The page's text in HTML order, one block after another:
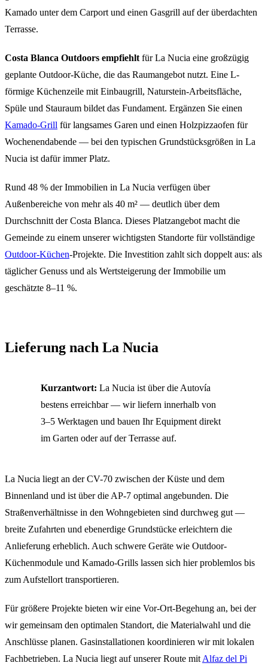
Kamado unter dem Carport und einen Gasgrill auf der überdachten
Terrasse.
Costa Blanca Outdoors empfiehlt für La Nucia eine großzügig
geplante Outdoor-Küche, die das Raumangebot nutzt. Eine L-
förmige Küchenzeile mit Einbaugrill, Naturstein-Arbeitsfläche,
Spüle und Stauraum bildet das Fundament. Ergänzen Sie einen
Kamado-Grill für langsames Garen und einen Holzpizzaofen für
Wochenendabende — bei den typischen Grundstücksgrößen in La
Nucia ist dafür immer Platz.
Rund 48 % der Immobilien in La Nucia verfügen über
Außenbereiche von mehr als 40 m² — deutlich über dem
Durchschnitt der Costa Blanca. Dieses Platzangebot macht die
Gemeinde zu einem unserer wichtigsten Standorte für vollständige
Outdoor-Küchen-Projekte. Die Investition zahlt sich doppelt aus: als
täglicher Genuss und als Wertsteigerung der Immobilie um
geschätzte 8–11 %.
Lieferung nach La Nucia
Kurzantwort: La Nucia ist über die Autovía
bestens erreichbar — wir liefern innerhalb von
3–5 Werktagen und bauen Ihr Equipment direkt
im Garten oder auf der Terrasse auf.
La Nucia liegt an der CV-70 zwischen der Küste und dem
Binnenland und ist über die AP-7 optimal angebunden. Die
Straßenverhältnisse in den Wohngebieten sind durchweg gut —
breite Zufahrten und ebenerdige Grundstücke erleichtern die
Anlieferung erheblich. Auch schwere Geräte wie Outdoor-
Küchenmodule und Kamado-Grills lassen sich hier problemlos bis
zum Aufstellort transportieren.
Für größere Projekte bieten wir eine Vor-Ort-Begehung an, bei der
wir gemeinsam den optimalen Standort, die Materialwahl und die
Anschlüsse planen. Gasinstallationen koordinieren wir mit lokalen
Fachbetrieben. La Nucia liegt auf unserer Route mit Alfaz del Pi